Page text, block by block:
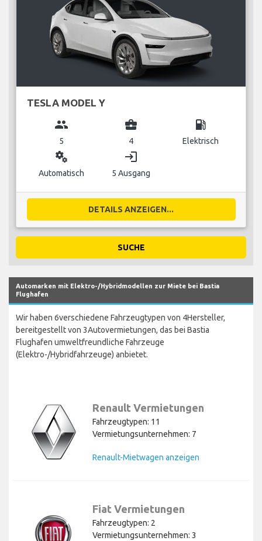
TESLA MODEL Y
group
5
business_center
4
local_gas_station
Elektrisch
miscellaneous_services
Automatisch
login
5 Ausgang
DETAILS ANZEIGEN...
SUCHE
Automarken mit Elektro-/Hybridmodellen zur Miete bei Bastia
Flughafen
Wir haben 6verschiedene Fahrzeugtypen von 4Hersteller,
bereitgestellt von 3Autovermietungen, das bei Bastia
Flughafen umweltfreundliche Fahrzeuge
(Elektro-/Hybridfahrzeuge) anbietet.
Renault Vermietungen
Fahrzeugtypen: 11
Vermietungsunternehmen: 7
Renault-Mietwagen anzeigen
Fiat Vermietungen
Fahrzeugtypen: 2
Vermietungsunternehmen: 3